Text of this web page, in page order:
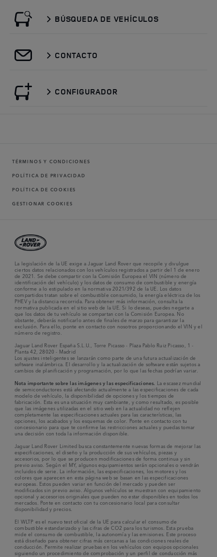
BÚSQUEDA DE VEHÍCULOS
CONTACTO
CONFIGURADOR
TÉRMINOS Y CONDICIONES
POLÍTICA DE PRIVACIDAD
POLÍTICA DE COOKIES
GESTIONAR COOKIES
La legislación de la UE exige a Jaguar Land Rover que recopile y divulgue
ciertos datos relacionados con los vehículos registrados a partir del 1 de enero
de 2021. Se debe compartir con la Comisión Europea el VIN (número de
identificación del vehículo) y los datos de consumo de combustible y energía
conforme a lo estipulado en la normativa 2021/392 de la UE. Los datos
compartidos tratan sobre el combustible consumido, la energía eléctrica de los
PHEV y la distancia recorrida. Para obtener más información, consulta la
normativa publicada en el sitio web de la UE. Si lo deseas, puedes negarte a
que los datos de tu vehículo se compartan con la Comisión Europea. No
obstante, deberás notificarlo antes de finales de marzo para garantizar la
exclusión. Para ello, ponte en contacto con nosotros proporcionando el VIN y el
número de registro.
Jaguar Land Rover España S.L.U., Torre Picasso - Plaza Pablo Ruiz Picasso, 1 -
Planta 42, 28020 - Madrid
Los ajustes inteligentes se lanzarán como parte de una futura actualización de
software inalámbrica. El desarrollo y la actualización de software están sujetos a
cambios de planificación y programación, por lo que las fechas podrían variar.
Nota importante sobre las imágenes y las especificaciones. La escasez mundial
de semiconductores está afectando actualmente a las especificaciones de cada
modelo de vehículo, la disponibilidad de opciones y los tiempos de
fabricación. Esta es una situación muy cambiante, y como resultado, es posible
que las imágenes utilizadas en el sitio web en la actualidad no reflejen
completamente las especificaciones actuales para las características, las
opciones, los acabados y los esquemas de color. Ponte en contacto con tu
concesionario para que te confirme las restricciones actuales y puedas tomar
una decisión con toda la información disponible.
Jaguar Land Rover Limited busca constantemente nuevas formas de mejorar las
especificaciones, el diseño y la producción de sus vehículos, piezas y
accesorios, por lo que se producen modificaciones de forma continua y sin
previo aviso. Según el MY, algunos equipamientos serán opcionales o vendrán
incluidos de serie. La información, las especificaciones, los motores y los
colores que aparecen en esta página web se basan en las especificaciones
europeas. Estos pueden variar en función del mercado y pueden ser
modificados sin previo aviso. Algunos vehículos se muestran con equipamiento
opcional y accesorios originales que pueden no estar disponibles en todos los
mercados. Ponte en contacto con tu concesionario local para consultar
disponibilidad y precios.
El WLTP es el nuevo test oficial de la UE para calcular el consumo de
combustible estandarizado y las cifras de CO2 para los turismos. Esta prueba
mide el consumo de combustible, la autonomía y las emisiones. Este proceso
está diseñado para obtener cifras más cercanas a las condiciones reales de
conducción. Permite realizar pruebas en los vehículos con equipos opcionales
siguiendo un procedimiento de comprobación y un perfil de conducción más